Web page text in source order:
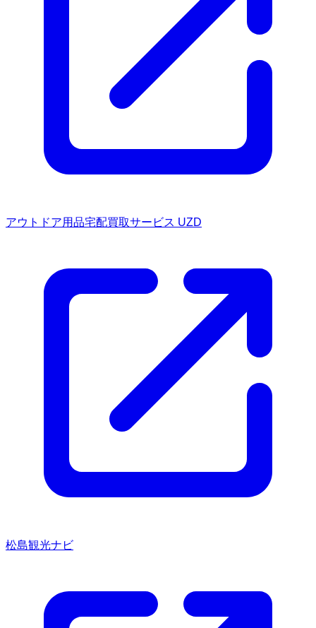
アウトドア用品宅配買取サービス UZD
松島観光ナビ